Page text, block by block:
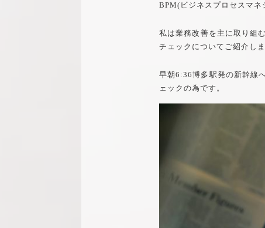
BPM(ビジネスプロセスマネ
私は業務改善を主に取り組
チェックについてご紹介しま
早朝6:36博多駅発の新幹線
ェックの為です。